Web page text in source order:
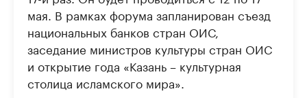
мая. В рамках форума запланирован съезд
национальных банков стран ОИС,
заседание министров культуры стран ОИС
и открытие года «Казань – культурная
столица исламского мира».